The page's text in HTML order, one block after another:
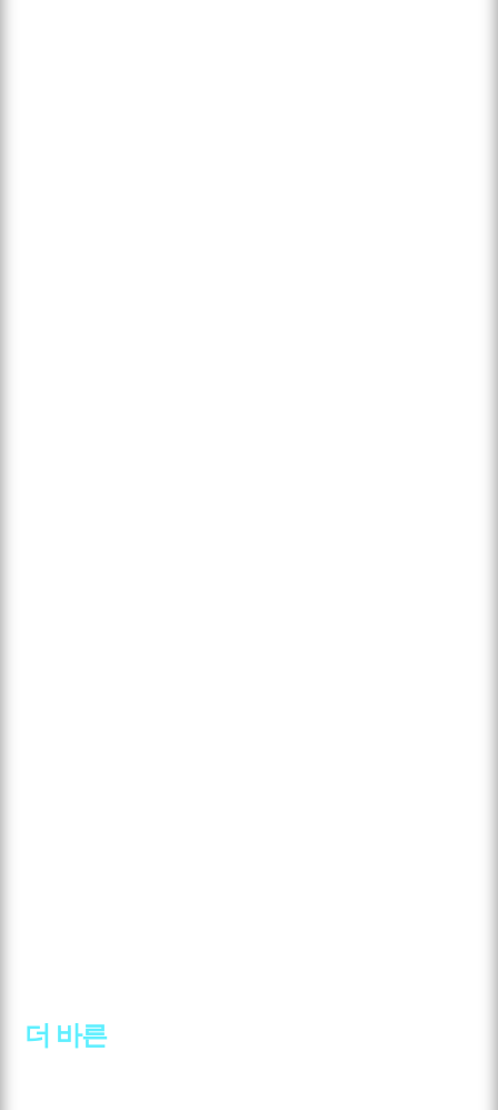
더 바른비수술 치료